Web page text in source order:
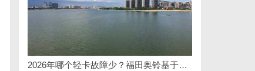
2026年哪个轻卡故障少？福田奥铃基于百万公里验证的可靠之选